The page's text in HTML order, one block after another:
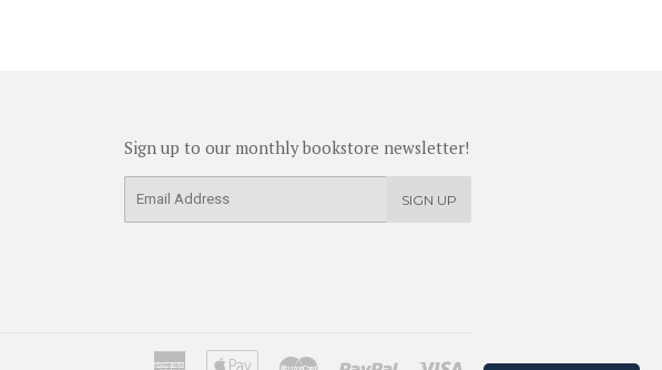
Sign up to our monthly bookstore newsletter!
SIGN UP
American Apple Master Paypal Visa